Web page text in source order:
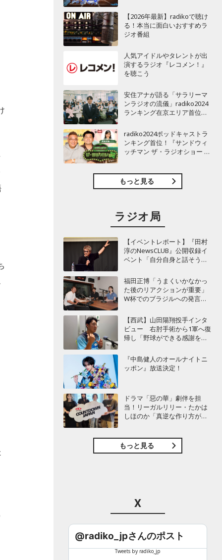
【2026年最新】radikoで聴け
る！本当に面白いおすすめラ
ジオ番組
人気アイドルやタレントが出
演するラジオ『レコメン！』
を聴こう
安住アナが語る「サラリーマ
ンラジオの流儀」radiko2024
ランキング在京エリア首位
曜天国』インタビュー
radiko2024ポッドキャストラ
ンキング首位！『サンドウィ
ッチマン ザ・ラジオショー サ
もっと見る
ラジオ局
【イベントレポート】『田村
淳のNewsCLUB』公開収録イ
ベント「自分自身と話そうの
に“人生の最後に流したい
曲”などをテーマにトーク
福田正博「うまくいかなかっ
た後のリアクションが重要」
W杯でのブラジルへの発言が
期待することは？
【西武】山田陽翔投手インタ
ビュー 右肘手術から1軍へ復
帰し「野球ができる感謝を再
『中島健人のオールナイトニ
ッポン』放送決定！
ドラマ「惡の華」劇伴を担
当！リーガルリリー・たかは
しほのか「真逆な作り方が面
もっと見る
X
@radiko_jpさんのポスト
Tweets by radiko_jp